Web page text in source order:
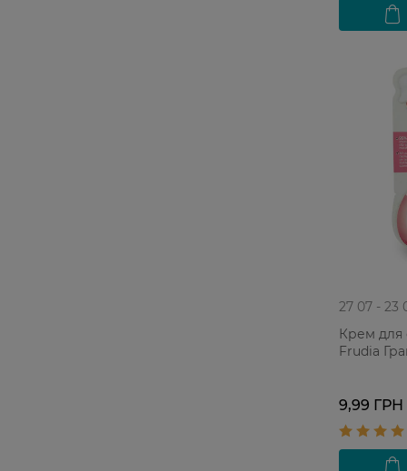
27 07 - 23
Крем для
Frudia
9,99 ГРН